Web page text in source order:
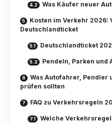
Was Käufer neuer
Kosten im Verkehr
Deutschlandticket
Deutschlandticket
Pendeln, Parken
Was Autofahrer, Pendler
prüfen sollten
FAQ zu Verkehrsregeln
Welche